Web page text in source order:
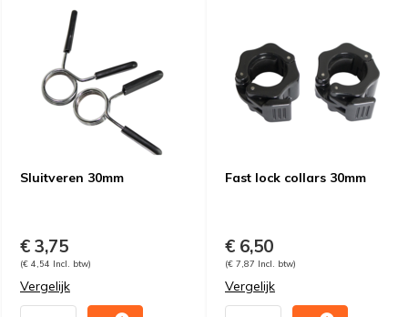
Sluitveren 30mm
€ 3,75
(€ 4,54 Incl. btw)
Vergelijk
Fast lock collars 30mm
€ 6,50
(€ 7,87 Incl. btw)
Vergelijk